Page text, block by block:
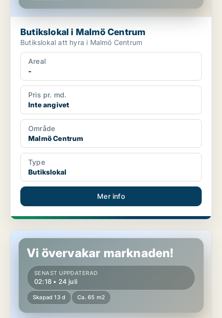
Butikslokal i Malmö Centrum
Butikslokal att hyra i Malmö Centrum
Areal
-
Pris pr. md.
Inte angivet
Område
Malmö Centrum
Type
Butikslokal
Mer info
Butikslokal i Malmö Centrum
Vi övervakar marknaden!
SENAST UPPDATERAD
02:18 • 24 juli
Skapad 13 d Ca. 65 m2